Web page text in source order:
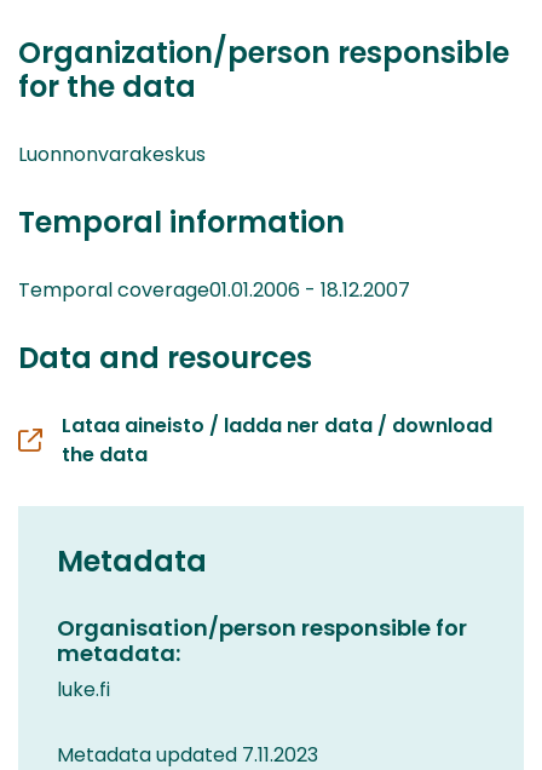
Organization/person responsible
for the data
Luonnonvarakeskus
Temporal information
Temporal coverage01.01.2006 - 18.12.2007
Data and resources
Lataa aineisto / ladda ner data / download
the data
Metadata
Organisation/person responsible for
metadata:
luke.fi
Metadata updated 7.11.2023